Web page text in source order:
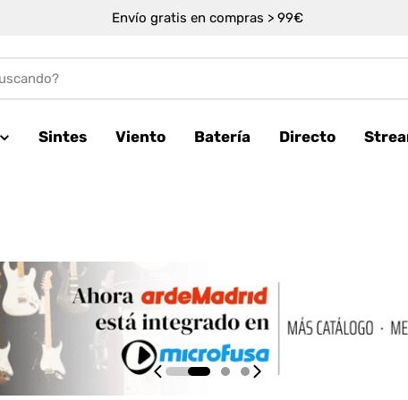
Envío gratis en compras > 99€
Sintes Viento Batería Directo